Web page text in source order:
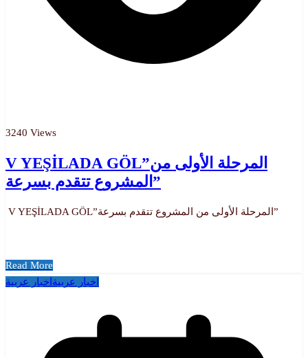
3240 Views
V YEŞİLADA GÖL”المرحلة الأولى من
المشروع تتقدم بسرعة”
V YEŞİLADA GÖL”المرحلة الأولى من المشروع تتقدم بسرعة”
Read More
اخبار عربية اخبار عربية